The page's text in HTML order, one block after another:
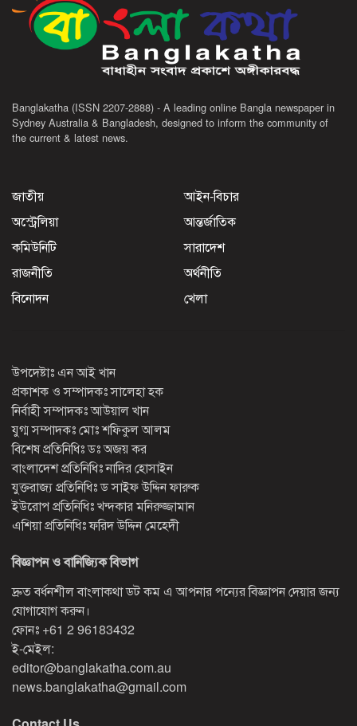
Banglakatha (ISSN 2207-2888) - A leading online Bangla newspaper in
Sydney Australia & Bangladesh, designed to inform the community of
the current & latest news.
জাতীয়
আইন-বিচার
অস্ট্রেলিয়া
আন্তর্জাতিক
কমিউনিটি
সারাদেশ
রাজনীতি
অর্থনীতি
বিনোদন
খেলা
উপদেষ্টাঃ এন আই খান
প্রকাশক ও সম্পাদকঃ সালেহা হক
নির্বাহী সম্পাদকঃ আউয়াল খান
যুগ্ম সম্পাদকঃ মোঃ শফিকুল আলম
বিশেষ প্রতিনিধিঃ ডঃ অজয় কর
বাংলাদেশ প্রতিনিধিঃ নাদির হোসাইন
যুক্তরাজ্য প্রতিনিধিঃ ড সাইফ উদ্দিন ফারুক
ইউরোপ প্রতিনিধিঃ খন্দকার মনিরুজ্জামান
এশিয়া প্রতিনিধিঃ ফরিদ উদ্দিন মেহেদী
বিজ্ঞাপন ও বানিজ্যিক বিভাগ
দ্রুত বর্ধনশীল বাংলাকথা ডট কম এ আপনার পন্যের বিজ্ঞাপন দেয়ার জন্য
যোগাযোগ করুন।
ফোনঃ +61 2 96183432
ই-মেইল:
editor@banglakatha.com.au
news.banglakatha@gmail.com